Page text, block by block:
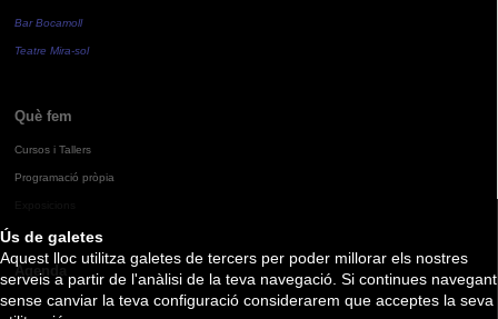
Ús de galetes
Aquest lloc utilitza galetes de tercers per poder millorar els nostres
serveis a partir de l'anàlisi de la teva navegació. Si continues navegant
sense canviar la teva configuració considerarem que acceptes la seva
Bar Bocamoll
Teatre Mira-sol
Què fem
Cursos i Tallers
Programació pròpia
Agenda